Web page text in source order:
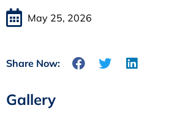
May 25, 2026
Share Now:
Gallery